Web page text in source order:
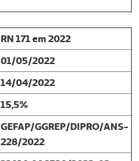
RN 171 em 2022
01/05/2022
14/04/2022
15,5%
GEFAP/GGREP/DIPRO/ANS-
228/2022